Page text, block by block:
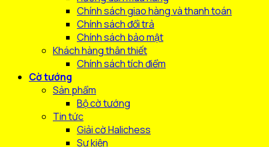
Chính sách giao hàng và thanh toán
Chính sách đổi trả
Chính sách bảo mật
Khách hàng thân thiết
Chính sách tích điểm
Cờ tướng
Sản phẩm
Bộ cờ tướng
Tin tức
Giải cờ Halichess
Sự kiện